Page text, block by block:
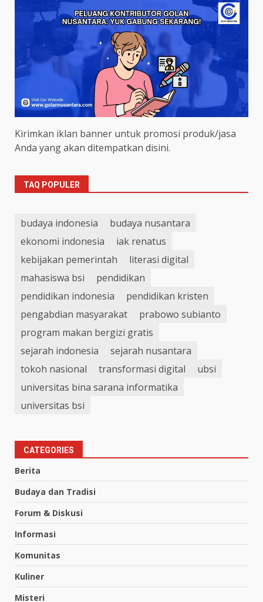
Kirimkan iklan banner untuk promosi produk/jasa
Anda yang akan ditempatkan disini.
TAQ POPULER
budaya indonesia
budaya nusantara
ekonomi indonesia
iak renatus
kebijakan pemerintah
literasi digital
mahasiswa bsi
pendidikan
pendidikan indonesia
pendidikan kristen
pengabdian masyarakat
prabowo subianto
program makan bergizi gratis
sejarah indonesia
sejarah nusantara
tokoh nasional
transformasi digital
ubsi
universitas bina sarana informatika
universitas bsi
CATEGORIES
Berita
Budaya dan Tradisi
Forum & Diskusi
Informasi
Komunitas
Kuliner
Misteri